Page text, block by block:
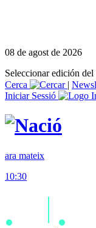
08 de agost de 2026
Seleccionar edición
Cerca
|
Iniciar Sessió
ara mateix
10:30